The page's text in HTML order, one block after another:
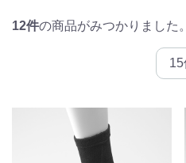
12件の商品がみつかりました。